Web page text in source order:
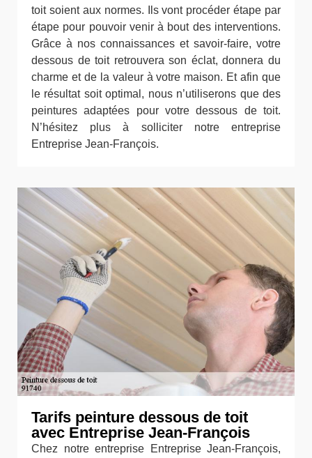
toit soient aux normes. Ils vont procéder étape par
étape pour pouvoir venir à bout des interventions.
Grâce à nos connaissances et savoir-faire, votre
dessous de toit retrouvera son éclat, donnera du
charme et de la valeur à votre maison. Et afin que
le résultat soit optimal, nous n’utiliserons que des
peintures adaptées pour votre dessous de toit.
N’hésitez plus à solliciter notre entreprise
Entreprise Jean-François.
Tarifs peinture dessous de toit
avec Entreprise Jean-François
Chez notre entreprise Entreprise Jean-François,